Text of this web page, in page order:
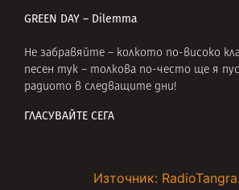
GREEN DAY – Dilemma
Не забравяйте – колкото по-високо
песен тук – толкова по-често ще я
радиото в следващите дни!
ГЛАСУВАЙТЕ СЕГА
Източник: